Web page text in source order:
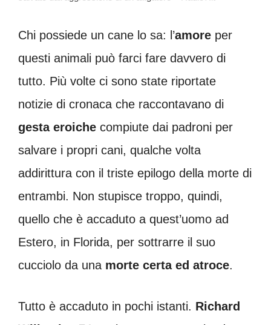
Chi possiede un cane lo sa: l’amore per
questi animali può farci fare davvero di
tutto. Più volte ci sono state riportate
notizie di cronaca che raccontavano di
gesta eroiche compiute dai padroni per
salvare i propri cani, qualche volta
addirittura con il triste epilogo della morte di
entrambi. Non stupisce troppo, quindi,
quello che è accaduto a quest’uomo ad
Estero, in Florida, per sottrarre il suo
cucciolo da una morte certa ed atroce.
Tutto è accaduto in pochi istanti. Richard